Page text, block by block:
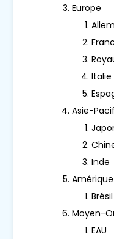
Europe
Italie
Asie-
Inde
Brésil
Moyen-
EAU